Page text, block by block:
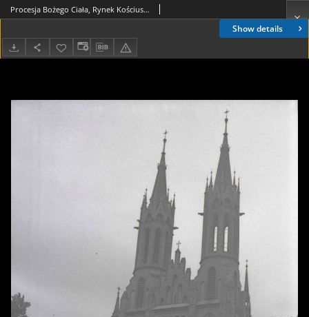
Show details
Procesja Bożego Ciała, Rynek Kościuszki, Białystok, druga połowa lat 70. XX w., fot. ze zbiorów Andrzeja Trzcińskiego